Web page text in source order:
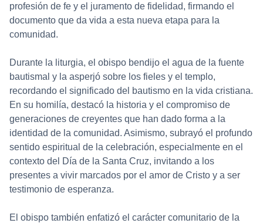
profesión de fe y el juramento de fidelidad, firmando el
documento que da vida a esta nueva etapa para la
comunidad.
Durante la liturgia, el obispo bendijo el agua de la fuente
bautismal y la asperjó sobre los fieles y el templo,
recordando el significado del bautismo en la vida cristiana.
En su homilía, destacó la historia y el compromiso de
generaciones de creyentes que han dado forma a la
identidad de la comunidad. Asimismo, subrayó el profundo
sentido espiritual de la celebración, especialmente en el
contexto del Día de la Santa Cruz, invitando a los
presentes a vivir marcados por el amor de Cristo y a ser
testimonio de esperanza.
El obispo también enfatizó el carácter comunitario de la